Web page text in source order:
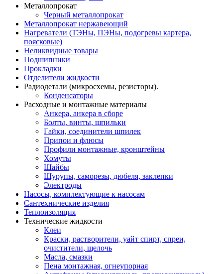
Металлопрокат
Черный металлопрокат
Металлопрокат нержавеющий
Нагреватели (ТЭНы, ПЭНы, подогревы картера,
поясковые)
Неликвидные товары
Подшипники
Прокладки
Отделители жидкости
Радиодетали (микросхемы, резисторы).
Конденсаторы
Расходные и монтажные материалы
Анкера, анкера в сборе
Болты, винты, шпильки
Гайки, соединители шпилек
Припои и флюсы
Профили монтажные, кронштейны
Хомуты
Шайбы
Шурупы, саморезы, дюбеля, заклепки
Электроды
Насосы, комплектующие к насосам
Сантехнические изделия
Теплоизоляция
Технические жидкости
Клеи
Краски, растворители, уайт спирт, спреи,
очистители, щелочь
Масла, смазки
Пена монтажная, огнеупорная